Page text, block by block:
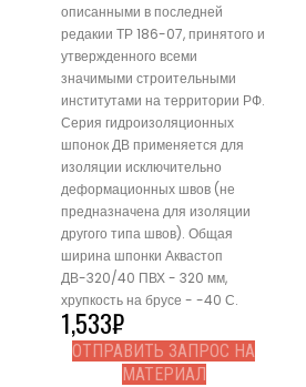
описанными в последней
редакии ТР 186-07, принятого и
утвержденного всеми
значимыми строительными
институтами на территории РФ.
Серия гидроизоляционных
шпонок ДВ применяется для
изоляции исключительно
деформационных швов (не
предназначена для изоляции
другого типа швов). Общая
ширина шпонки Аквастоп
ДВ-320/40 ПВХ - 320 мм,
хрупкость на брусе - -40 С.
1,533₽
ОТПРАВИТЬ ЗАПРОС НА
МАТЕРИАЛ